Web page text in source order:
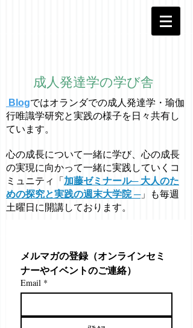
成人発達学の学び舎
Blogではオラ ンダでの成人発達学・ 瑜伽
行唯識学研究と実践の様子を日々共有し
ています。
心の成長について一緒に学び、心の成長
の実現に向かって一緒に実践していくコ
ミュニティ「 加藤ゼミナール─ 大人のた
めの探究と実践の週末大学院 ─」も毎週
土曜日に開講しております。
メルマガの登録（オンラインセミ
ナーやイベントのご連絡）
Email *